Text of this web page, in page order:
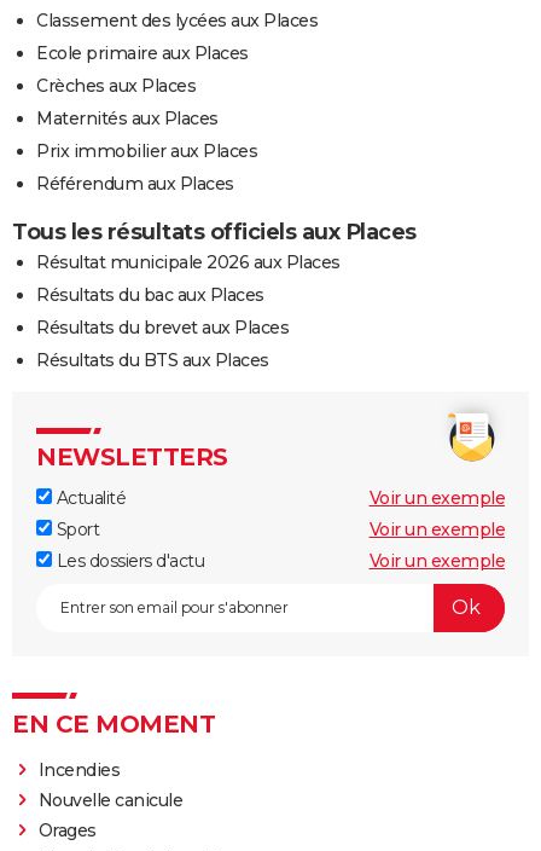
Classement des lycées aux Places
Ecole primaire aux Places
Crèches aux Places
Maternités aux Places
Prix immobilier aux Places
Référendum aux Places
Tous les résultats officiels aux Places
Résultat municipale 2026 aux Places
Résultats du bac aux Places
Résultats du brevet aux Places
Résultats du BTS aux Places
NEWSLETTERS
Actualité
Voir un exemple
Sport
Voir un exemple
Les dossiers d'actu
Voir un exemple
EN CE MOMENT
Incendies
Nouvelle canicule
Orages